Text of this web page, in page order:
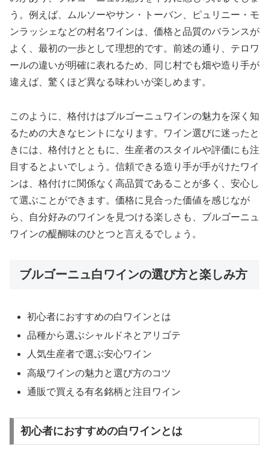
う。例えば、ムルソーやサン・トーバン、ピュリニー・モ
ンラッシェなどの村名ワインは、価格と品質のバランスが
よく、最初の一歩として理想的です。前述の通り、テロワ
ールの違いが明確に表れるため、同じ村でも畑や造り手が
違えば、驚くほど異なる味わいが楽しめます。
このように、格付けはブルゴーニュワインの魅力を深く知
るための大きなヒントになります。ワイン選びに迷ったと
きには、格付けとともに、生産者のスタイルや評価にも注
目するとよいでしょう。信頼できる造り手が手がけたワイ
ンは、格付けに関係なく高品質であることが多く、安心し
て選ぶことができます。価格に見合った価値を感じなが
ら、自分好みのワインを見つける楽しさも、ブルゴーニュ
ワインの醍醐味のひとつと言えるでしょう。
ブルゴーニュ白ワインの選び方と楽しみ方
初心者におすすめの白ワインとは
品種から選ぶシャルドネとアリゴテ
人気生産者で選ぶ安心ワイン
高級ワインの魅力と選び方のコツ
通販で買える有名銘柄と注目ワイン
初心者におすすめの白ワインとは